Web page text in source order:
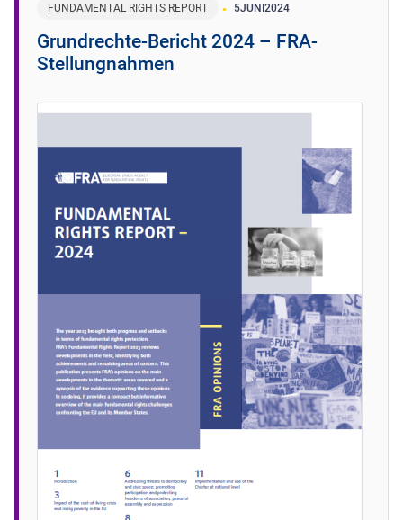
FUNDAMENTAL RIGHTS REPORT 5JUNI2024
Grundrechte-Bericht 2024 – FRA-
Stellungnahmen